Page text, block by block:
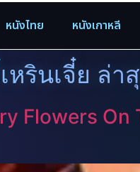
หนังไทย หนังเกาหลี
หรินเจี๋ย ล่า
Flowers